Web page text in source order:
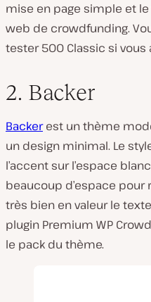
mise en page simple et
web de crowdfunding.
tester 500 Classic si vous
2. Backer
Backerest un thème
un design minimal. Le
l’accent sur l’espace
beaucoup d’espace pour
très bien en valeur le
plugin Premium WP
le pack du thème.